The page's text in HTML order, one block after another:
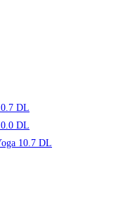
DL
DL
10.7 DL